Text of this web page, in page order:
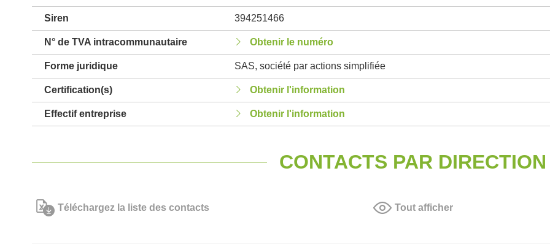
Siren 394251466
N° de TVA intracommunautaire Obtenir le numéro
Forme juridique SAS, société par actions simplifiée
Certification(s) Obtenir l'information
Effectif entreprise Obtenir l'information
CONTACTS PAR DIRECTION
Téléchargez la liste des contacts Tout afficher